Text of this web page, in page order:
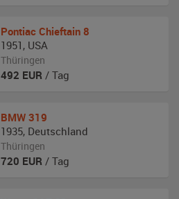
Pontiac Chieftain 8
1951 , USA
Thüringen
492 EUR / Tag
BMW 319
1935, Deutschland
Thüringen
720 EUR / Tag